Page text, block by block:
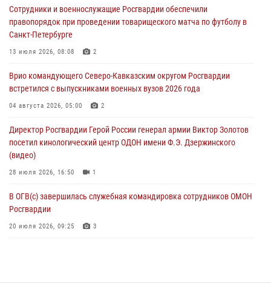
взрывобезопасности
07 августа 2026, 11:33
Рэпер ST посетил раненых росгвардейцев в Главном военном
07 августа 2026, 11:18 2
Патриотическая акция «Каникулы с Росгвардией» прошла в
07 августа 2026, 11:00
Сотрудники и военнослужащие Росгвардии обеспечили
правопорядок при проведении товарищеского матча по футболу в
Санкт-Петербурге
13 июля 2026, 08:08 2
Врио командующего Северо-Кавказским округом Росгвардии
встретился с выпускниками военных вузов 2026 года
04 августа 2026, 05:00 2
Директор Росгвардии Герой России генерал армии Виктор Золотов
посетил кинологический центр ОДОН имени Ф.Э. Дзержинского
(видео)
28 июля 2026, 16:50 1
В ОГВ(с) завершилась служебная командировка сотрудников ОМОН
Росгвардии
20 июля 2026, 09:25 3